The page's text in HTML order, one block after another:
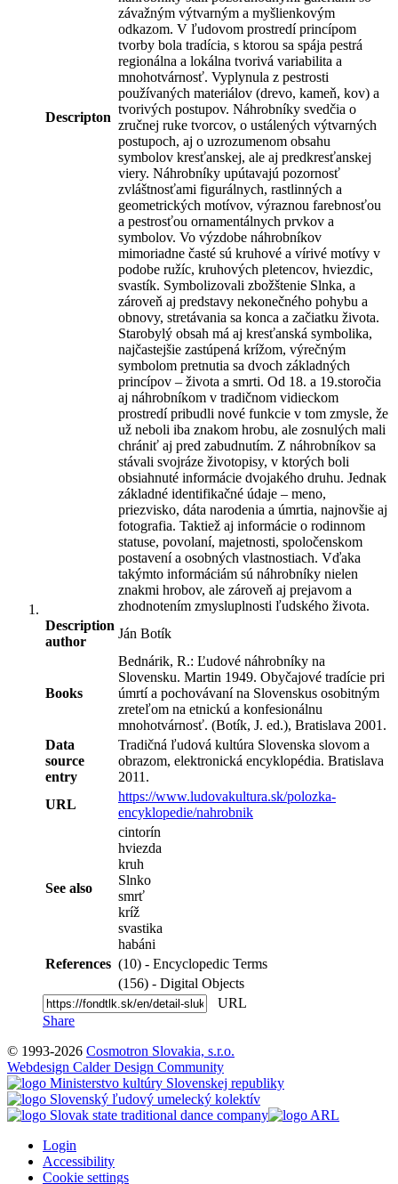
Descripton
závažným výtvarným a myšlienkovým
odkazom. V ľudovom prostredí princípom
tvorby bola tradícia, s ktorou sa spája pestrá
regionálna a lokálna tvorivá variabilita a
mnohotvárnosť. Vyplynula z pestrosti
používaných materiálov (drevo, kameň, kov) a
tvorivých postupov. Náhrobníky svedčia o
zručnej ruke tvorcov, o ustálených výtvarných
postupoch, aj o uzrozumenom obsahu
symbolov kresťanskej, ale aj predkresťanskej
viery. Náhrobníky upútavajú pozornosť
zvláštnosťami figurálnych, rastlinných a
geometrických motívov, výraznou farebnosťou
a pestrosťou ornamentálnych prvkov a
symbolov. Vo výzdobe náhrobníkov
mimoriadne časté sú kruhové a vírivé motívy v
podobe ružíc, kruhových pletencov, hviezdic,
svastík. Symbolizovali zbožštenie Slnka, a
zároveň aj predstavy nekonečného pohybu a
obnovy, stretávania sa konca a začiatku života.
Starobylý obsah má aj kresťanská symbolika,
najčastejšie zastúpená krížom, výrečným
symbolom pretnutia sa dvoch základných
princípov – života a smrti. Od 18. a 19.storočia
aj náhrobníkom v tradičnom vidieckom
prostredí pribudli nové funkcie v tom zmysle, že
už neboli iba znakom hrobu, ale zosnulých mali
chrániť aj pred zabudnutím. Z náhrobníkov sa
stávali svojráze životopisy, v ktorých boli
obsiahnuté informácie dvojakého druhu. Jednak
základné identifikačné údaje – meno,
priezvisko, dáta narodenia a úmrtia, najnovšie aj
fotografia. Taktiež aj informácie o rodinnom
statuse, povolaní, majetnosti, spoločenskom
postavení a osobných vlastnostiach. Vďaka
takýmto informáciám sú náhrobníky nielen
znakmi hrobov, ale zároveň aj prejavom a
zhodnotením zmysluplnosti ľudského života.
Description
author
Ján Botík
Books
Bednárik, R.: Ľudové náhrobníky na
Slovensku. Martin 1949. Obyčajové tradície pri
úmrtí a pochovávaní na Slovenskus osobitným
zreteľom na etnickú a konfesionálnu
mnohotvárnosť. (Botík, J. ed.), Bratislava 2001.
Data
source
entry
Tradičná ľudová kultúra Slovenska slovom a
obrazom, elektronická encyklopédia. Bratislava
2011.
URL
https://www.ludovakultura.sk/polozka-
encyklopedie/nahrobnik
See also
cintorín
hviezda
kruh
Slnko
smrť
kríž
svastika
habáni
References (10) - Encyclopedic Terms
(156) - Digital Objects
URL
Share
© 1993-2026 Cosmotron Slovakia, s.r.o.
Webdesign Calder Design Community
Login
Accessibility
Cookie settings